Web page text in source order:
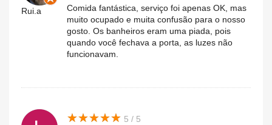
Rui.a
Comida fantástica, serviço foi apenas OK, mas
muito ocupado e muita confusão para o nosso
gosto. Os banheiros eram uma piada, pois
quando você fechava a porta, as luzes não
funcionavam.
★★★★★
★★★★★ 5 / 5